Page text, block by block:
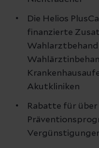
Die Helios
finanzierte
Akutkliniken
Rabatte für